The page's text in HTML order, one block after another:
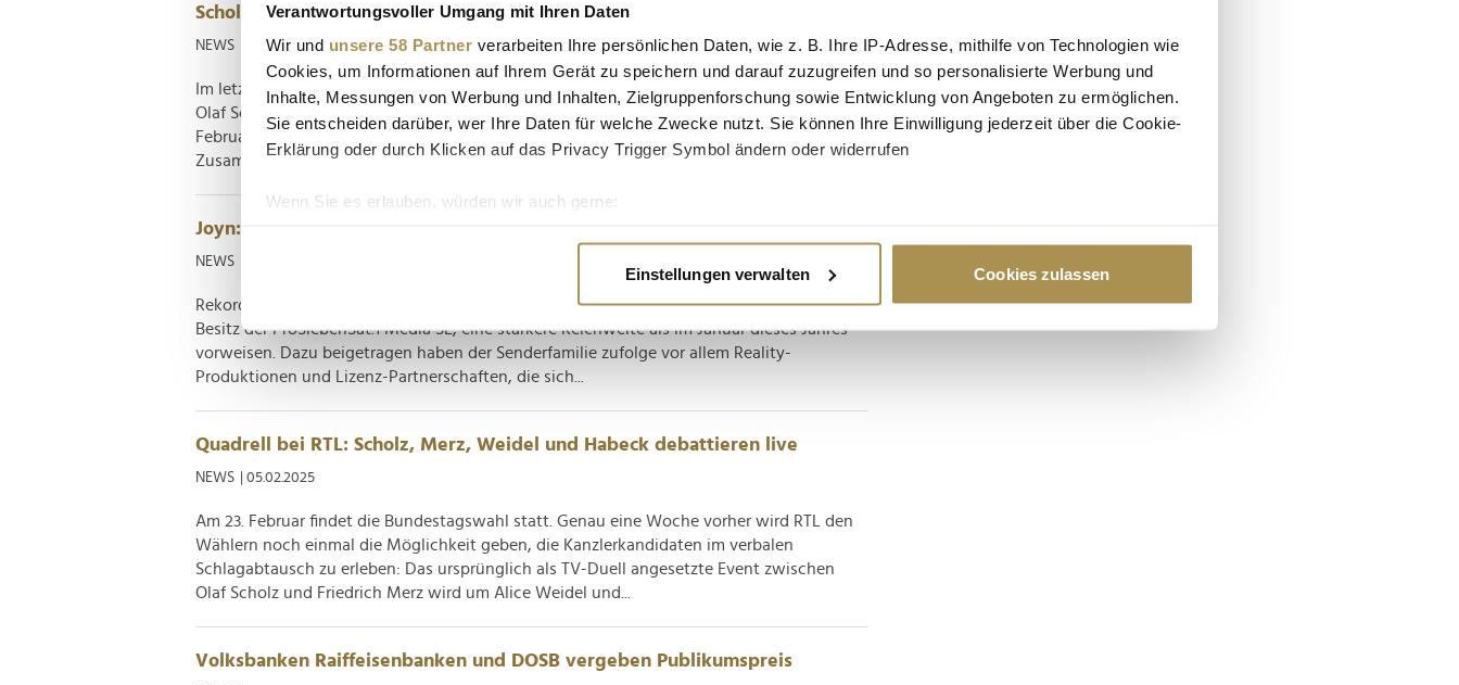
Verantwortungsvoller Umgang mit Ihren Daten
Wir und unsere 58 Partner verarbeiten Ihre persönlichen Daten, wie z. B. Ihre IP-Adresse, mithilfe von Technologien wie
Cookies, um Informationen auf Ihrem Gerät zu speichern und darauf zuzugreifen und so personalisierte Werbung und
Inhalte, Messungen von Werbung und Inhalten, Zielgruppenforschung sowie Entwicklung von Angeboten zu ermöglichen.
Sie entscheiden darüber, wer Ihre Daten für welche Zwecke nutzt. Sie können Ihre Einwilligung jederzeit über die Cookie-
Erklärung oder durch Klicken auf das Privacy Trigger Symbol ändern oder widerrufen
Wenn Sie es erlauben, würden wir auch gerne:
Erfahren Sie mehr darüber, wie Ihre persönlichen Daten verarbeitet werden, und legen Sie Ihre Präferenzen im
Wir verwenden Cookies, um Inhalte und Anzeigen zu personalisieren, Funktionen für soziale Medien anbieten zu können
Website an unsere Partner für soziale Medien, Werbung und Analysen weiter. Unsere Partner führen diese Informationen
möglicherweise mit weiteren Daten zusammen, die Sie ihnen bereitgestellt haben oder die sie im Rahmen Ihrer Nutzung
der Dienste gesammelt haben.
Einstellungen verwalten Cookies zulassen
Scholz gegen Merz: Weitgehend sieger- und überraschungsfrei
NEWS | 09.02.2025
Im letzten November ist die von der SPD angeführte Ampel-Koalition gescheitert. Kanzler
Olaf Scholz wurde im Bundestag das Misstrauen ausgesprochen, sodass für den 23.
Februar Neuwahlen angesetzt sind. Vor dem thematischen Hintergrund zerbrochener
Zusammenarbeit, krankender Wirtschaft und einer...
Joyn: ProSiebenSat.1 vermeldet mehr Reichweite denn je
NEWS
Rekordmonat in München: Nie zuvor konnte Joyn, der deutsche Streaminganbieter im
Besitz der ProSiebenSat.1 Media SE, eine stärkere Reichweite als im Januar dieses Jahres
vorweisen. Dazu beigetragen haben der Senderfamilie zufolge vor allem Reality-
Produktionen und Lizenz-Partnerschaften, die sich...
Quadrell bei RTL: Scholz, Merz, Weidel und Habeck debattieren live
NEWS | 05.02.2025
Am 23. Februar findet die Bundestagswahl statt. Genau eine Woche vorher wird RTL den
Wählern noch einmal die Möglichkeit geben, die Kanzlerkandidaten im verbalen
Schlagabtausch zu erleben: Das ursprünglich als TV-Duell angesetzte Event zwischen
Olaf Scholz und Friedrich Merz wird um Alice Weidel und...
Volksbanken Raiffeisenbanken und DOSB vergeben Publikumspreis